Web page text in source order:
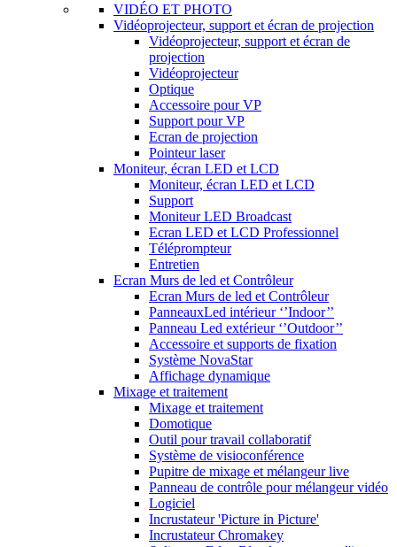
VIDÉO ET PHOTO
Vidéoprojecteur, support et écran de projection
Vidéoprojecteur, support et écran de
projection
Vidéoprojecteur
Optique
Accessoire pour VP
Support pour VP
Ecran de projection
Pointeur laser
Moniteur, écran LED et LCD
Moniteur, écran LED et LCD
Support
Moniteur LED Broadcast
Ecran LED et LCD Professionnel
Téléprompteur
Entretien
Ecran Murs de led et Contrôleur
Ecran Murs de led et Contrôleur
PanneauxLed intérieur ‘’Indoor’’
Panneau Led extérieur ‘’Outdoor’’
Accessoire et supports de fixation
Système NovaStar
Affichage dynamique
Mixage et traitement
Mixage et traitement
Domotique
Outil pour travail collaboratif
Système de visioconférence
Pupitre de mixage et mélangeur live
Panneau de contrôle pour mélangeur vidéo
Logiciel
Incrustateur 'Picture in Picture'
Incrustateur Chromakey